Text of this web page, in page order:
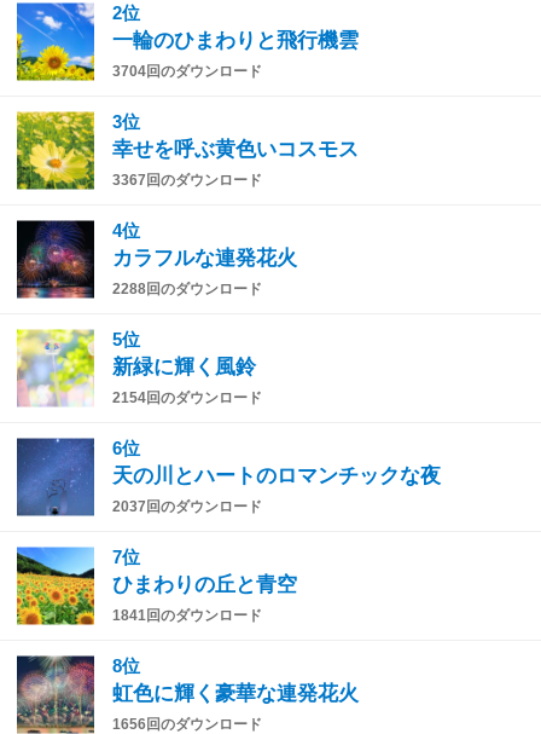
2位
一輪のひまわりと飛行機雲
3704回のダウンロード
3位
幸せを呼ぶ黄色いコスモス
3367回のダウンロード
4位
カラフルな連発花火
2288回のダウンロード
5位
新緑に輝く風鈴
2154回のダウンロード
6位
天の川とハートのロマンチックな夜
2037回のダウンロード
7位
ひまわりの丘と青空
1841回のダウンロード
8位
虹色に輝く豪華な連発花火
1656回のダウンロード